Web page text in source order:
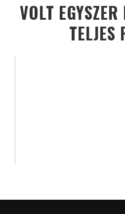
VOLT
TELJES